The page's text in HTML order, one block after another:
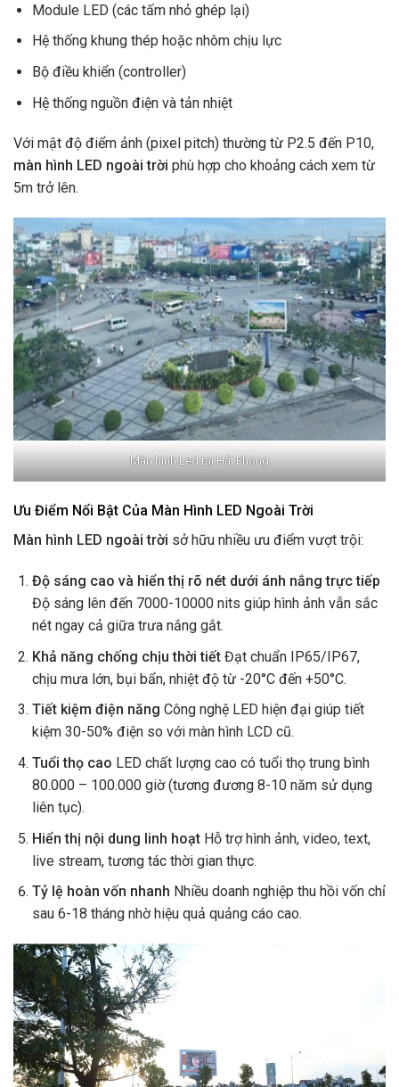
Module LED (các tấm nhỏ ghép lại)
Hệ thống khung thép hoặc nhôm chịu lực
Bộ điều khiển (controller)
Hệ thống nguồn điện và tản nhiệt
Với mật độ điểm ảnh (pixel pitch) thường từ P2.5 đến P10,
màn hình LED ngoài trời phù hợp cho khoảng cách xem từ
5m trở lên.
Màn hình Led tại Hải Phòng
Ưu Điểm Nổi Bật Của Màn Hình LED Ngoài Trời
Màn hình LED ngoài trời sở hữu nhiều ưu điểm vượt trội:
Độ sáng cao và hiển thị rõ nét dưới ánh nắng trực tiếp
Độ sáng lên đến 7000-10000 nits giúp hình ảnh vẫn sắc
nét ngay cả giữa trưa nắng gắt.
Khả năng chống chịu thời tiếtĐạt chuẩn IP65/IP67,
chịu mưa lớn, bụi bẩn, nhiệt độ từ -20°C đến +50°C.
Tiết kiệm điện năng Công nghệ LED hiện đại giúp tiết
kiệm 30-50% điện so với màn hình LCD cũ.
Tuổi thọ cao LED chất lượng cao có tuổi thọ trung bình
80.000 – 100.000 giờ (tương đương 8-10 năm sử dụng
liên tục).
Hiển thị nội dung linh hoạtHỗ trợ hình ảnh, video, text,
live stream, tương tác thời gian thực.
Tỷ lệ hoàn vốn nhanh Nhiều doanh nghiệp thu hồi vốn chỉ
sau 6-18 tháng nhờ hiệu quả quảng cáo cao.